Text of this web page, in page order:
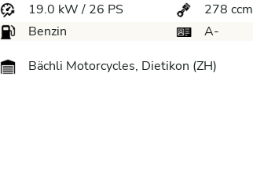
19.0 kW / 26 PS
278 ccm
Benzin
A-
Bächli Motorcycles, Dietikon (ZH)